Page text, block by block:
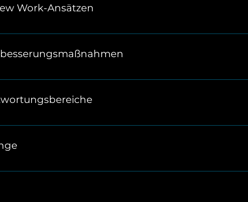
Work-Ansätzen
und -modelle, die auf Vertrauen und
aktuelle Herausforderungen und entwickelt konkrete
erarbeitet klare Rollenprofile. Das verhindert
birgt aber zahlreiche Chancen für's Team, die es